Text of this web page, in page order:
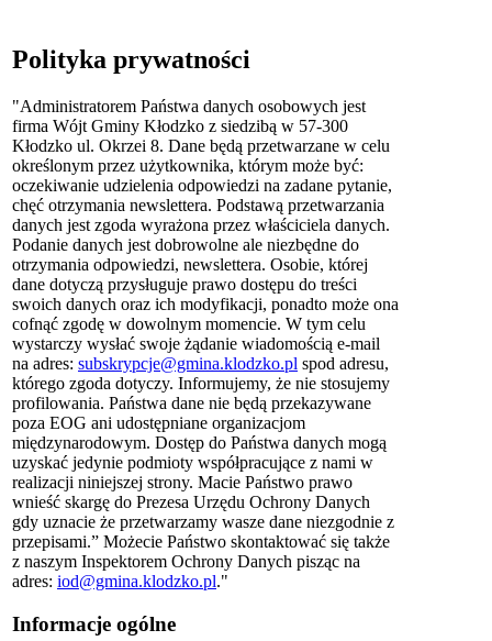
Polityka prywatności
"Administratorem Państwa danych osobowych jest
firma Wójt Gminy Kłodzko z siedzibą w 57-300
Kłodzko ul. Okrzei 8. Dane będą przetwarzane w celu
określonym przez użytkownika, którym może być:
oczekiwanie udzielenia odpowiedzi na zadane pytanie,
chęć otrzymania newslettera. Podstawą przetwarzania
danych jest zgoda wyrażona przez właściciela danych.
Podanie danych jest dobrowolne ale niezbędne do
otrzymania odpowiedzi, newslettera. Osobie, której
dane dotyczą przysługuje prawo dostępu do treści
swoich danych oraz ich modyfikacji, ponadto może ona
cofnąć zgodę w dowolnym momencie. W tym celu
wystarczy wysłać swoje żądanie wiadomością e-mail
na adres: subskrypcje@gmina.klodzko.pl spod adresu,
którego zgoda dotyczy. Informujemy, że nie stosujemy
profilowania. Państwa dane nie będą przekazywane
poza EOG ani udostępniane organizacjom
międzynarodowym. Dostęp do Państwa danych mogą
uzyskać jedynie podmioty współpracujące z nami w
realizacji niniejszej strony. Macie Państwo prawo
wnieść skargę do Prezesa Urzędu Ochrony Danych
gdy uznacie że przetwarzamy wasze dane niezgodnie z
przepisami.” Możecie Państwo skontaktować się także
z naszym Inspektorem Ochrony Danych pisząc na
adres: iod@gmina.klodzko.pl."
Informacje ogólne